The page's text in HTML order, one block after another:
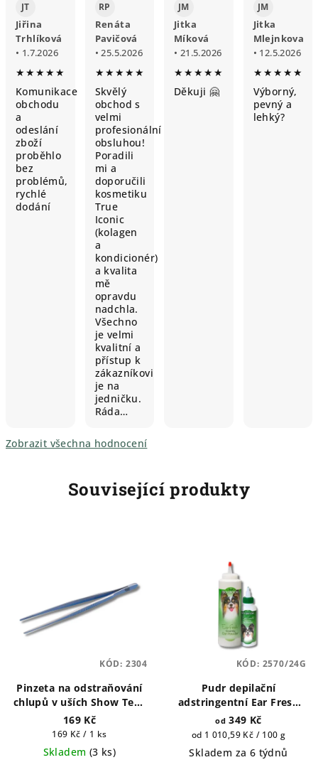
JT
Jiřina
Trhlíková
• 1.7.2026
★★★★★
Komunikace
obchodu
a
odeslání
zboží
proběhlo
bez
problémů,
rychlé
dodání
RP
Renáta
Pavičová
• 25.5.2026
★★★★★
Skvělý
obchod s
velmi
profesionální
obsluhou!
Poradili
mi a
doporučili
kosmetiku
True
Iconic
(kolagen
a
kondicionér)
a kvalita
mě
opravdu
nadchla.
Všechno
je velmi
kvalitní a
přístup k
zákazníkovi
je na
jedničku.
Ráda…
JM
Jitka
Míková
• 21.5.2026
★★★★★
Děkuji 🤗
JM
Jitka
Mlejnkova
• 12.5.2026
★★★★★
Výborný,
pevný a
lehký?
Zobrazit všechna hodnocení
Související produkty
Pinzeta na odstraňování
chlupů v uších Show Tech
16 cm
169 Kč
Měrná
cena:
169 Kč / 1 ks
Skladem (3 ks)
KÓD: 2304
Pudr depilační
adstringentní Ear Fresh
Bio-Groom 24g, 85g
od 349 Kč
Měrná
cena:
od 1 010,59 Kč / 100 g
Skladem za 6 týdnů
KÓD: 2570/24G